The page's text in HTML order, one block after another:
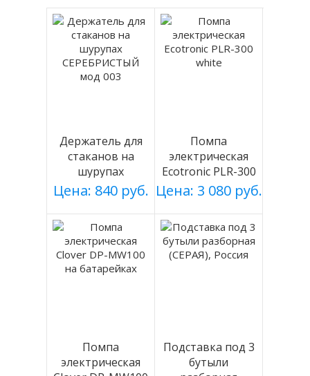
Держатель для
стаканов на
шурупах
СЕРЕБРИСТЫЙ
мод 003
Цена: 840 руб.
Помпа
электрическая
Ecotronic PLR-300
white
Цена: 3 080 руб.
Помпа
электрическая
Подставка под 3
бутыли